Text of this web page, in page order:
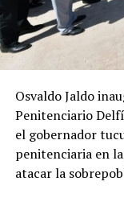
Osvaldo Jaldo
Penitenciario
el gobernador
penitenciaria en
atacar la